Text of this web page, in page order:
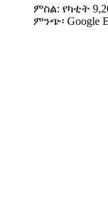
ምስል: የካቲት
ምንጭ፡ Google